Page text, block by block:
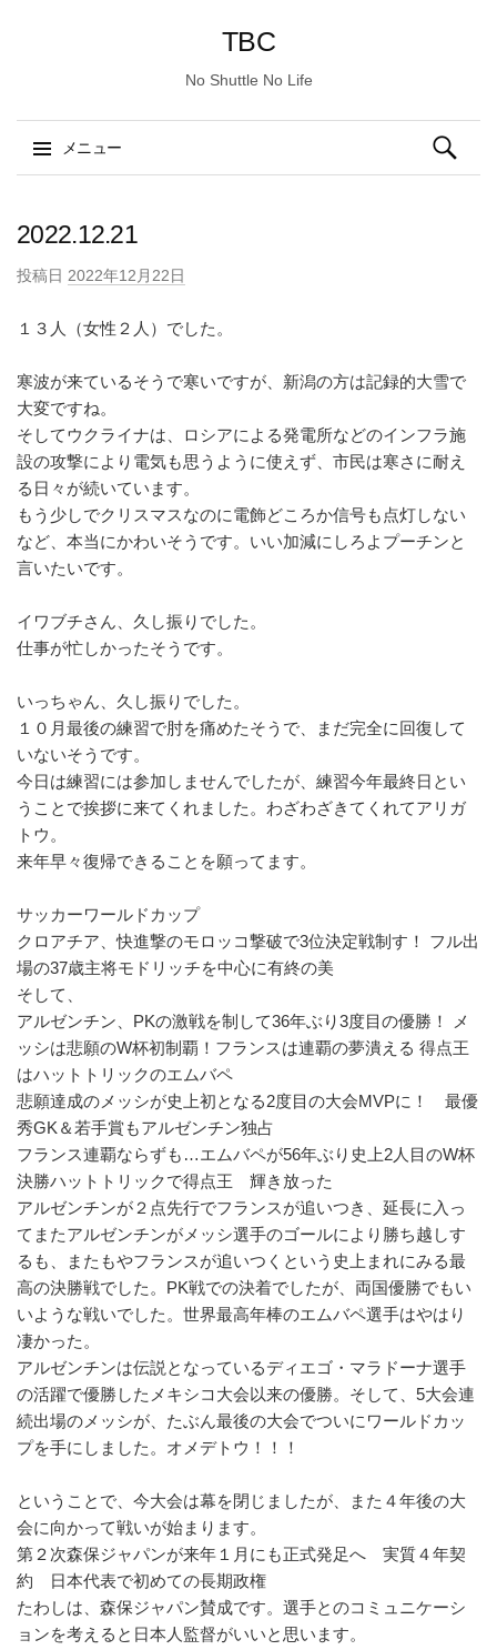
TBC
No Shuttle No Life
メニュー
ン
ン
へ
キ
ッ
プ
検
索:
2022.12.21
投稿日 2022年12月22日
１３人（女性２人）でした。
寒波が来ているそうで寒いですが、新潟の方は記録的大雪で
大変ですね。
そしてウクライナは、ロシアによる発電所などのインフラ施
設の攻撃により電気も思うように使えず、市民は寒さに耐え
る日々が続いています。
もう少しでクリスマスなのに電飾どころか信号も点灯しない
など、本当にかわいそうです。いい加減にしろよプーチンと
言いたいです。
イワブチさん、久し振りでした。
仕事が忙しかったそうです。
いっちゃん、久し振りでした。
１０月最後の練習で肘を痛めたそうで、まだ完全に回復して
いないそうです。
今日は練習には参加しませんでしたが、練習今年最終日とい
うことで挨拶に来てくれました。わざわざきてくれてアリガ
トウ。
来年早々復帰できることを願ってます。
サッカーワールドカップ
クロアチア、快進撃のモロッコ撃破で3位決定戦制す！ フル出
場の37歳主将モドリッチを中心に有終の美
そして、
アルゼンチン、PKの激戦を制して36年ぶり3度目の優勝！ メ
ッシは悲願のW杯初制覇！フランスは連覇の夢潰える 得点王
はハットトリックのエムバペ
悲願達成のメッシが史上初となる2度目の大会MVPに！ 最優
秀GK＆若手賞もアルゼンチン独占
フランス連覇ならずも…エムバペが56年ぶり史上2人目のW杯
決勝ハットトリックで得点王 輝き放った
アルゼンチンが２点先行でフランスが追いつき、延長に入っ
てまたアルゼンチンがメッシ選手のゴールにより勝ち越しす
るも、またもやフランスが追いつくという史上まれにみる最
高の決勝戦でした。PK戦での決着でしたが、両国優勝でもい
いような戦いでした。世界最高年棒のエムバペ選手はやはり
凄かった。
アルゼンチンは伝説となっているディエゴ・マラドーナ選手
の活躍で優勝したメキシコ大会以来の優勝。そして、5大会連
続出場のメッシが、たぶん最後の大会でついにワールドカッ
プを手にしました。オメデトウ！！！
ということで、今大会は幕を閉じましたが、また４年後の大
会に向かって戦いが始まります。
第２次森保ジャパンが来年１月にも正式発足へ 実質４年契
約 日本代表で初めての長期政権
たわしは、森保ジャパン賛成です。選手とのコミュニケーシ
ョンを考えると日本人監督がいいと思います。